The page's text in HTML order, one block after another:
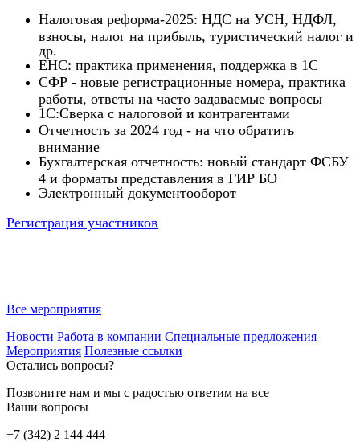
Налоговая реформа-2025: НДС на УСН, НДФЛ,
взносы, налог на прибыль, туристический налог и
др.
ЕНС: практика применения, поддержка в 1С
СФР - новые регистрационные номера, практика
работы, ответы на часто задаваемые вопросы
1С:Сверка с налоговой и контрагентами
Отчетность за 2024 год - на что обратить
внимание
Бухгалтерская отчетность: новый стандарт ФСБУ
4 и форматы представления в ГИР БО
Электронный документооборот
Регистрация участников
Все мероприятия
Новости Работа в компании Специальные предложения
Мероприятия Полезные ссылки
Остались вопросы?
Позвоните нам и мы с радостью ответим на все
Ваши вопросы
+7 (342) 2 144 444